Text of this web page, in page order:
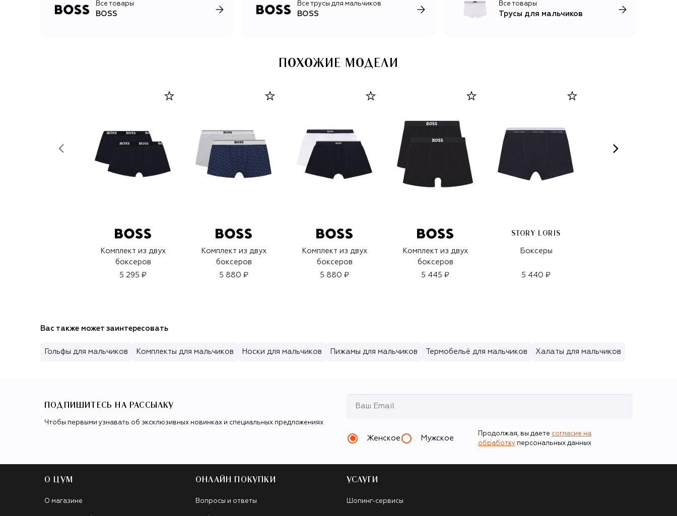
Все товары
BOSS
Все трусы для мальчиков
BOSS
Все товары
Трусы для мальчиков
ПОХОЖИЕ МОДЕЛИ
Комплект из двух
боксеров
5 295 ₽
Комплект из двух
боксеров
5 880 ₽
Комплект из двух
боксеров
5 880 ₽
Комплект из двух
боксеров
5 445 ₽
STORY LORIS
Боксеры
5 440 ₽
Вас также может заинтересовать
Гольфы для мальчиков Комплекты для мальчиков Носки для мальчиков Пижамы для мальчиков Термобельё для мальчиков Халаты для мальчиков
ПОДПИШИТЕСЬ НА РАССЫЛКУ
Чтобы первыми узнавать об эксклюзивных новинках и специальных предложениях
Женское Мужское
Продолжая, вы даете согласие на
обработку персональных данных
О ЦУМ
О магазине
ОНЛАЙН ПОКУПКИ
Вопросы и ответы
УСЛУГИ
Шопинг-сервисы